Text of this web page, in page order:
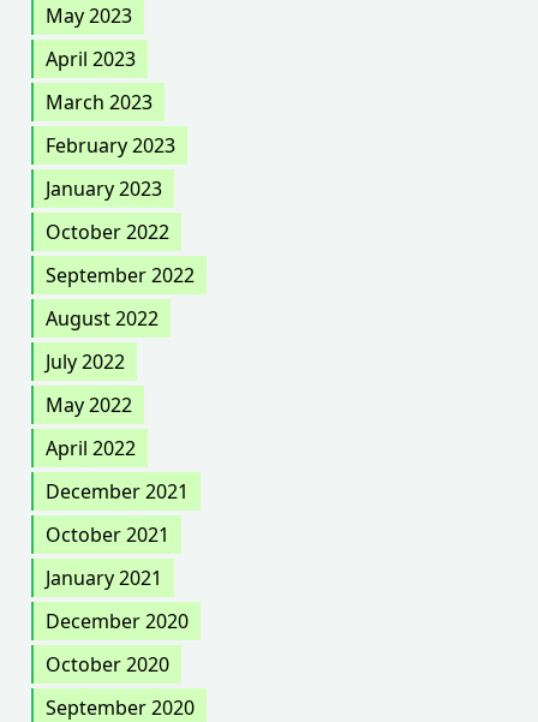
May 2023
April 2023
March 2023
February 2023
January 2023
October 2022
September 2022
August 2022
July 2022
May 2022
April 2022
December 2021
October 2021
January 2021
December 2020
October 2020
September 2020